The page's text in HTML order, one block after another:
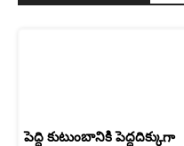
పెద్ది కుటుంబానికి పెద్దదిక్కుగా